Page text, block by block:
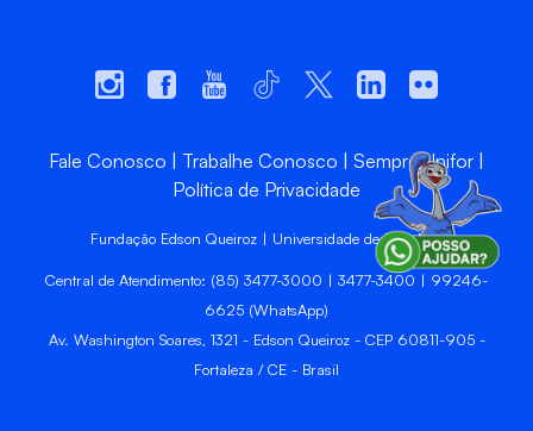
Fale Conosco Trabalhe Conosco
Sempre Unifor
Política de Privacidade
Fundação Edson Queiroz | Universidade de Fortaleza
Central de Atendimento: (85) 3477-3000 | 3477-3400 | 99246-
6625 (WhatsApp)
Av. Washington Soares, 1321 - Edson Queiroz - CEP 60811-905 -
Fortaleza / CE - Brasil